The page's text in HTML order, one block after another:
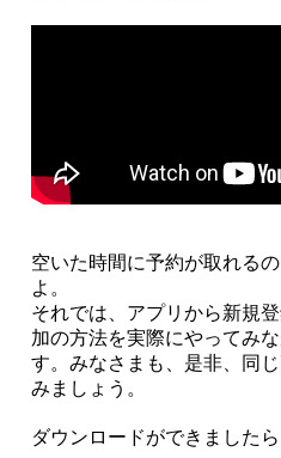
空いた時間に予約が取れる
よ。
それでは、アプリから新規
加の方法を実際にやってみ
す。みなさまも、是非、同
みましょう。
ダウンロードができましたら